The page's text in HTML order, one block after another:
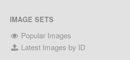
IMAGE SETS
Popular Images
Latest Images by ID